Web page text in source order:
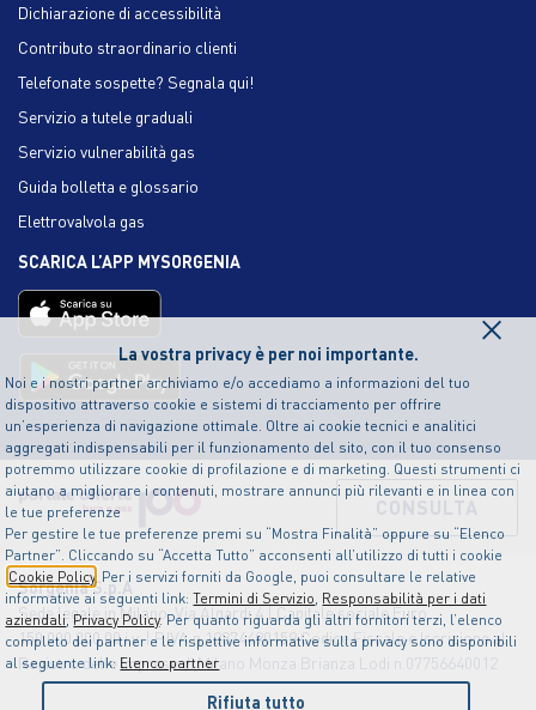
La vostra privacy è per noi importante.
Noi e i nostri partner archiviamo e/o accediamo a informazioni del tuo
dispositivo attraverso cookie e sistemi di tracciamento per offrire
un’esperienza di navigazione ottimale. Oltre ai cookie tecnici e analitici
aggregati indispensabili per il funzionamento del sito, con il tuo consenso
potremmo utilizzare cookie di profilazione e di marketing. Questi strumenti ci
aiutano a migliorare i contenuti, mostrare annunci più rilevanti e in linea con
le tue preferenze
Per gestire le tue preferenze premi su “Mostra Finalità” oppure su “Elenco
Partner”. Cliccando su “Accetta Tutto” acconsenti all’utilizzo di tutti i cookie
Cookie Policy. Per i servizi forniti da Google, puoi consultare le relative
informative ai seguenti link:Termini di Servizio, Responsabilità per i dati
aziendali,Privacy Policy. Per quanto riguarda gli altri fornitori terzi, l’elenco
completo dei partner e le rispettive informative sulla privacy sono disponibili
al seguente link: Elenco partner
×
Rifiuta tutto
Dichiarazione di accessibilità
Contributo straordinario clienti
Telefonate sospette? Segnala qui!
Servizio a tutele graduali
Servizio vulnerabilità gas
Guida bolletta e glossario
Elettrovalvola gas
SCARICA L’APP MYSORGENIA
Sorgenia S.p.A
Sede legale in Milano, Via Algardi 4 | Capitale sociale Euro
150.000.000,00 i.v. | P.IVA n.12874490159 Codice Fiscale e Iscrizione al
Registro delle Imprese di Milano Monza Brianza Lodi n.07756640012